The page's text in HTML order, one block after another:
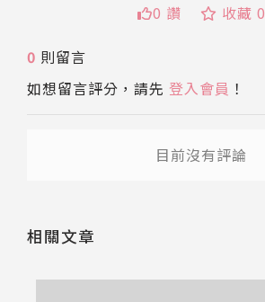
0 讚 收藏 0
0 則留言
如想留言評分，請先 登入會員 ！
目前沒有評論
相關文章